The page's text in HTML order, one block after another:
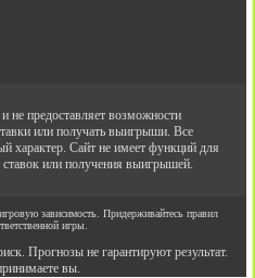
не предоставляет возможности
или получать выигрыши. Все
характер. Сайт не имеет функций для
или получения выигрышей.
зависимость. Придерживайтесь правил
игры.
Прогнозы не гарантируют результат.
вы.